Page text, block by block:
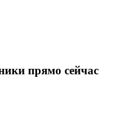
прямо сейчас